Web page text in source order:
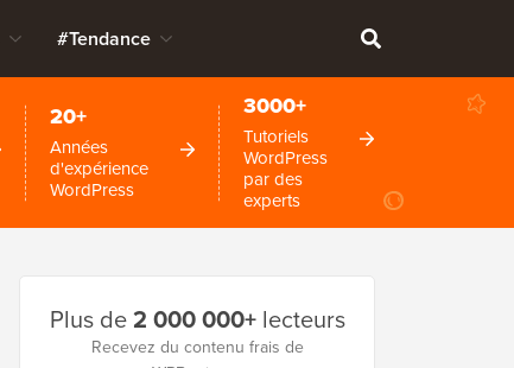
#Tendance
20+
Années
d'expérience
WordPress
3000+
Tutoriels
WordPress
par des
experts
latérale
Plus de2 000 000+lecteurs
Recevez du contenu frais de